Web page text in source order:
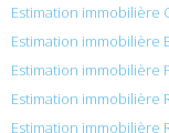
Estimation immobilière
Estimation immobilière
Estimation immobilière
Estimation immobilière
Estimation immobilière